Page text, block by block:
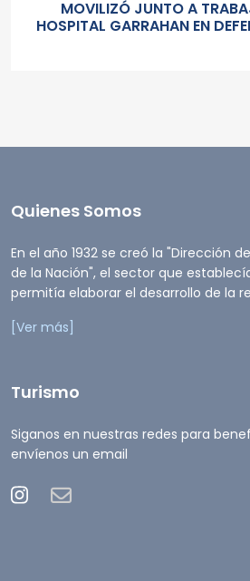
MOVILIZÓ JUNTO A
HOSPITAL GARRAHAN EN
Quienes Somos
En el año 1932 se creó la "Dirección
de la Nación", el sector que
permitía elaborar el desarrollo de la
[Ver más]
Turismo
Siganos en nuestras redes para
envíenos un email